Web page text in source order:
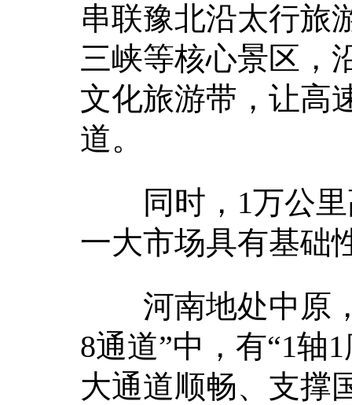
串联豫北沿太行旅
三峡等核心景区，
文化旅游带，让高
道。
同时，1万公里
一大市场具有基础
河南地处中原，
8通道”中，有“1轴
大通道顺畅、支撑